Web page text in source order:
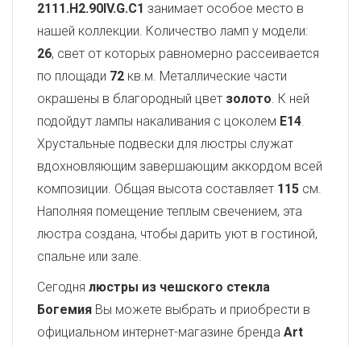
2111.H2.90IV.G.C1 занимает особое место в
нашей коллекции. Количество ламп у модели:
26, свет от которых равномерно рассеивается
по площади 72 кв.м. Металлические части
окрашены в благородный цвет золото. К ней
подойдут лампы накаливания с цоколем E14.
Хрустальные подвески для люстры служат
вдохновляющим завершающим аккордом всей
композиции. Общая высота составляет 115 см.
Наполняя помещение теплым свечением, эта
люстра создана, чтобы дарить уют в гостиной,
спальне или зале.
Сегодня люстры из чешского стекла
Богемия Вы можете выбрать и приобрести в
официальном интернет-магазине бренда Art